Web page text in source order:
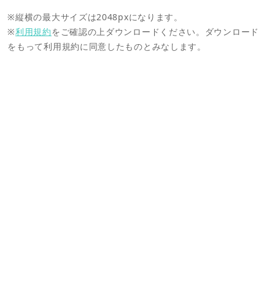
※縦横の最大サイズは2048pxになります。
※利用規約をご確認の上ダウンロードください。ダウンロード
をもって利用規約に同意したものとみなします。